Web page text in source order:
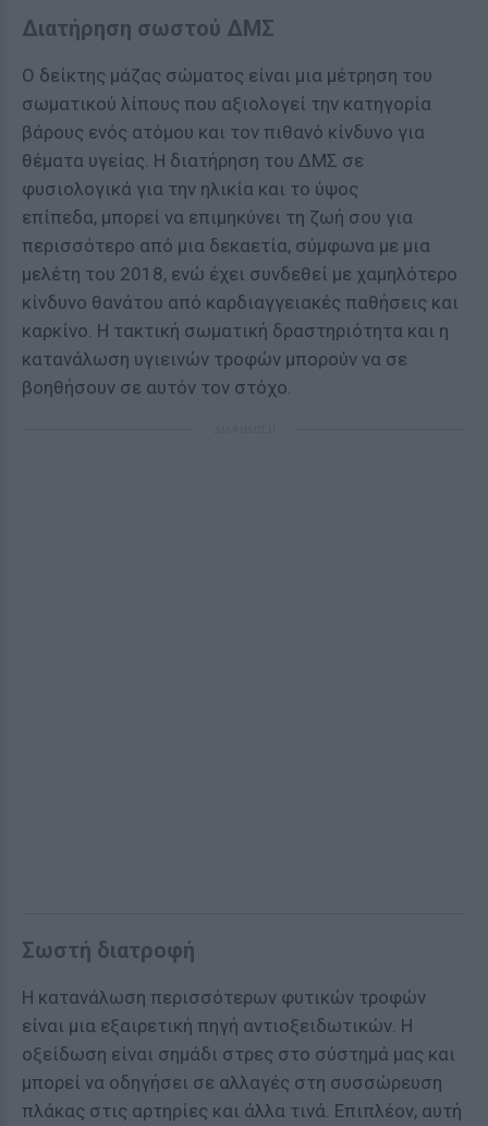
Διατήρηση σωστού ΔΜΣ
Ο δείκτης μάζας σώματος είναι μια μέτρηση του
σωματικού λίπους που αξιολογεί την κατηγορία
βάρους ενός ατόμου και τον πιθανό κίνδυνο για
θέματα υγείας. Η διατήρηση του ΔΜΣ σε
φυσιολογικά για την ηλικία και το ύψος
επίπεδα, μπορεί να επιμηκύνει τη ζωή σου για
περισσότερο από μια δεκαετία, σύμφωνα με μια
μελέτη του 2018, ενώ έχει συνδεθεί με χαμηλότερο
κίνδυνο θανάτου από καρδιαγγειακές παθήσεις και
καρκίνο. Η τακτική σωματική δραστηριότητα και η
κατανάλωση υγιεινών τροφών μπορούν να σε
βοηθήσουν σε αυτόν τον στόχο.
Σωστή διατροφή
Η κατανάλωση περισσότερων φυτικών τροφών
είναι μια εξαιρετική πηγή αντιοξειδωτικών. Η
οξείδωση είναι σημάδι στρες στο σύστημά μας και
μπορεί να οδηγήσει σε αλλαγές στη συσσώρευση
πλάκας στις αρτηρίες και άλλα τινά. Επιπλέον, αυτή